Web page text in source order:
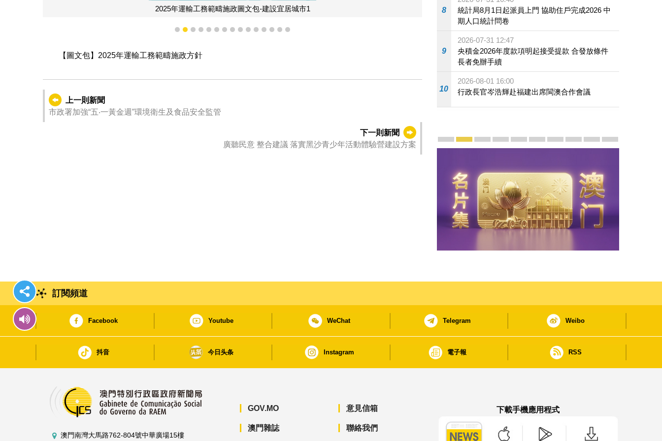
2025年運輸工務範疇施政圖文包-建設宜居城市1
1 2 3 4 5 6 7 8 9 101112131415
【圖文包】2025年運輸工務範疇施政方針
上一則新聞
市政署加強“五‧一黃金週”環境衛生及食品安全監管
下一則新聞
廣聽民意 整合建議 落實黑沙青少年活動體驗營建設方案
8
統計局8月1日起派員上門 協助住戶完成2026 中
期人口統計問卷
9
2026-07-31 12:47
央積金2026年度款項明起接受提款 合發放條件
長者免辦手續
10
2026-08-01 16:00
行政長官岑浩輝赴福建出席閩澳合作會議
宣傳及推廣
賡續中葡傳統友誼 續寫“一國兩制”新篇章 — 澳門“一國
澳門名片集
行政長官岑浩輝11月18日發表2026年施政報
施政特寫澳門特別行政區經濟和社會發展第
橫琴粵澳深度合作區專題網站
施政小講堂
走進澳門澳門相簿2020
《澳门微视
訂閱頻道
Facebook Youtube WeChat Telegram Weibo
抖音 今日头条 Instagram 電子報 RSS
澳門南灣大馬路762-804號中華廣場15樓
GOV.MO
澳門雜誌
意見信箱
聯絡我們
下載手機應用程式